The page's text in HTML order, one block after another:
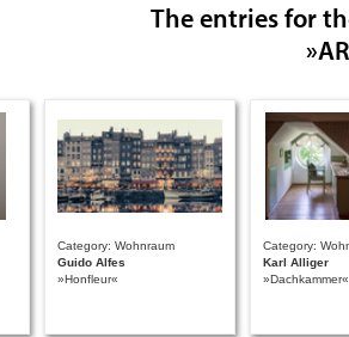
The entries for
Category: Wohnraum
Guido Alfes
»Honfleur«
Category:
Karl Alliger
»Dachkammer«